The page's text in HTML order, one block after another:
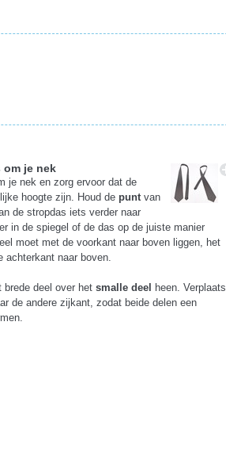
om je nek
je nek en zorg ervoor dat de
hoogte zijn. Houd de punt van
de stropdas iets verder naar
in de spiegel of de das op de juiste manier
moet met de voorkant naar boven liggen, het
achterkant naar boven.
brede deel over hetsmalle deel
heen. Verplaats
de andere zijkant, zodat beide delen een